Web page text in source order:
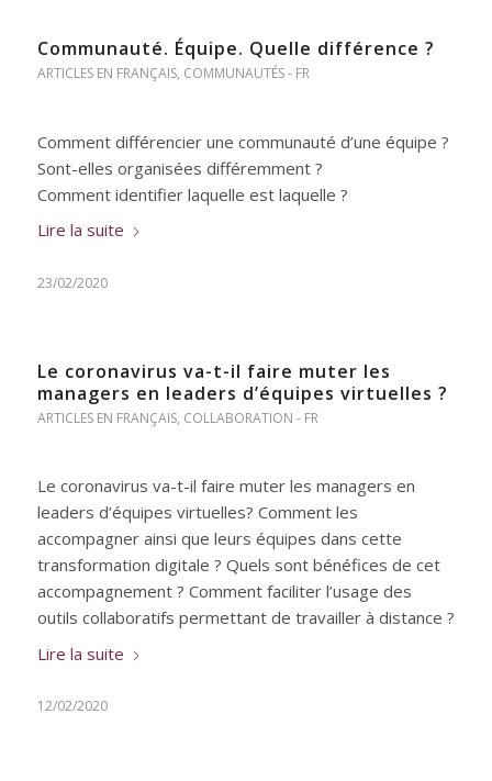
Communauté. Équipe. Quelle différence ?
ARTICLES EN FRANÇAIS, COMMUNAUTÉS - FR
Comment différencier une communauté d’une équipe ?
Sont-elles organisées différemment ?
Comment identifier laquelle est laquelle ?
Lire la suite
23/02/2020
Le coronavirus va-t-il faire muter les
managers en leaders d’équipes virtuelles ?
ARTICLES EN FRANÇAIS, COLLABORATION - FR
Le coronavirus va-t-il faire muter les managers en
leaders d’équipes virtuelles? Comment les
accompagner ainsi que leurs équipes dans cette
transformation digitale ? Quels sont bénéfices de cet
accompagnement ? Comment faciliter l’usage des
outils collaboratifs permettant de travailler à distance ?
Lire la suite
12/02/2020